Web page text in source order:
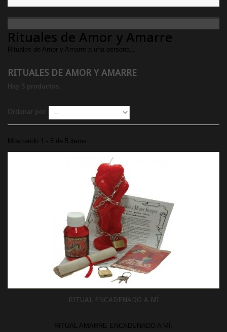
Rituales de Amor y Amarre
Rituales de Amor y Amarre a una persona...
RITUALES DE AMOR Y AMARRE
Hay 5 productos.
Ordenar por
Mostrando 1 - 5 de 5 items
RITUAL ENCADENADO A MÍ
RITUAL AMARRE ENCADENADO A MÍ.